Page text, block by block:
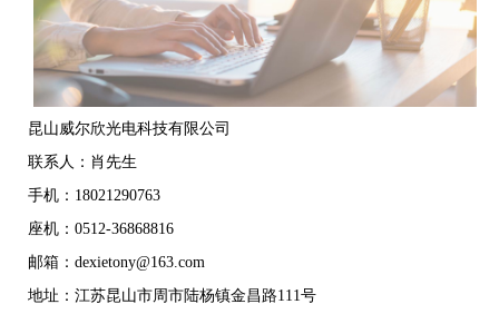
昆山威尔欣光电科技有限公司
联系人：肖先生
手机：18021290763
座机：0512-36868816
邮箱：dexietony@163.com
地址：江苏昆山市周市陆杨镇金昌路111号